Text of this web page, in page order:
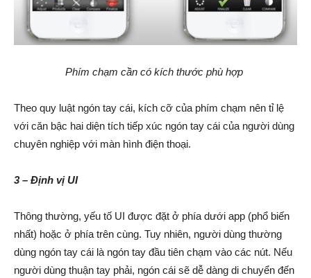
Phím chạm cần có kích thước phù hợp
Theo quy luật ngón tay cái, kích cỡ của phím chạm nên tỉ lệ
với căn bậc hai diện tích tiếp xúc ngón tay cái của người dùng
chuyên nghiệp với màn hình điện thoại.
3 – Định vị UI
Thông thường, yếu tố UI được đặt ở phía dưới app (phổ biến
nhất) hoặc ở phía trên cùng. Tuy nhiên, người dùng thường
dùng ngón tay cái là ngón tay đầu tiên chạm vào các nút. Nếu
người dùng thuận tay phải, ngón cái sẽ dễ dàng di chuyển đến